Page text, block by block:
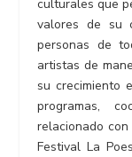
culturales que
valores de su
personas de
artistas de
su crecimiento
programas,
relacionado
Festival La